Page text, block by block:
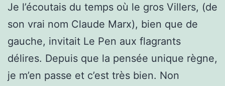
Je l’écoutais du temps où le gros Villers, (de
son vrai nom Claude Marx), bien que de
gauche, invitait Le Pen aux flagrants
délires. Depuis que la pensée unique règne,
je m’en passe et c’est très bien. Non